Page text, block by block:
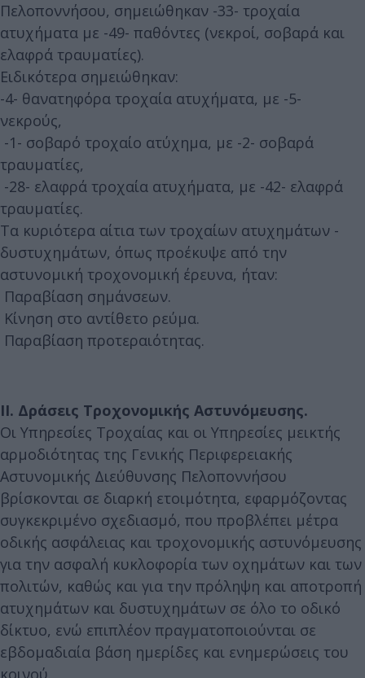
Πελοποννήσου, σημειώθηκαν -33- τροχαία
ατυχήματα με -49- παθόντες (νεκροί, σοβαρά και
ελαφρά τραυματίες).
Ειδικότερα σημειώθηκαν:
-4- θανατηφόρα τροχαία ατυχήματα, με -5-
νεκρούς,
-1- σοβαρό τροχαίο ατύχημα, με -2- σοβαρά
τραυματίες,
-28- ελαφρά τροχαία ατυχήματα, με -42- ελαφρά
τραυματίες.
Τα κυριότερα αίτια των τροχαίων ατυχημάτων -
δυστυχημάτων, όπως προέκυψε από την
αστυνομική τροχονομική έρευνα, ήταν:
Παραβίαση σημάνσεων.
Κίνηση στο αντίθετο ρεύμα.
Παραβίαση προτεραιότητας.
ΙΙ. Δράσεις Τροχονομικής Αστυνόμευσης.
Οι Υπηρεσίες Τροχαίας και οι Υπηρεσίες μεικτής
αρμοδιότητας της Γενικής Περιφερειακής
Αστυνομικής Διεύθυνσης Πελοποννήσου
βρίσκονται σε διαρκή ετοιμότητα, εφαρμόζοντας
συγκεκριμένο σχεδιασμό, που προβλέπει μέτρα
οδικής ασφάλειας και τροχονομικής αστυνόμευσης
για την ασφαλή κυκλοφορία των οχημάτων και των
πολιτών, καθώς και για την πρόληψη και αποτροπή
ατυχημάτων και δυστυχημάτων σε όλο το οδικό
δίκτυο, ενώ επιπλέον πραγματοποιούνται σε
εβδομαδιαία βάση ημερίδες και ενημερώσεις του